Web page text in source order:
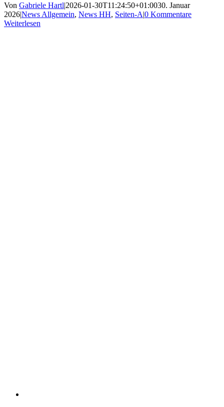
Von Gabriele Hartl|2026-01-30T11:24:50+01:0030. Januar
2026|News Allgemein, News HH, Seiten-A|0 Kommentare
Weiterlesen